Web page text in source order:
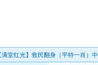
满堂红光】救民翻身（平特一肖）